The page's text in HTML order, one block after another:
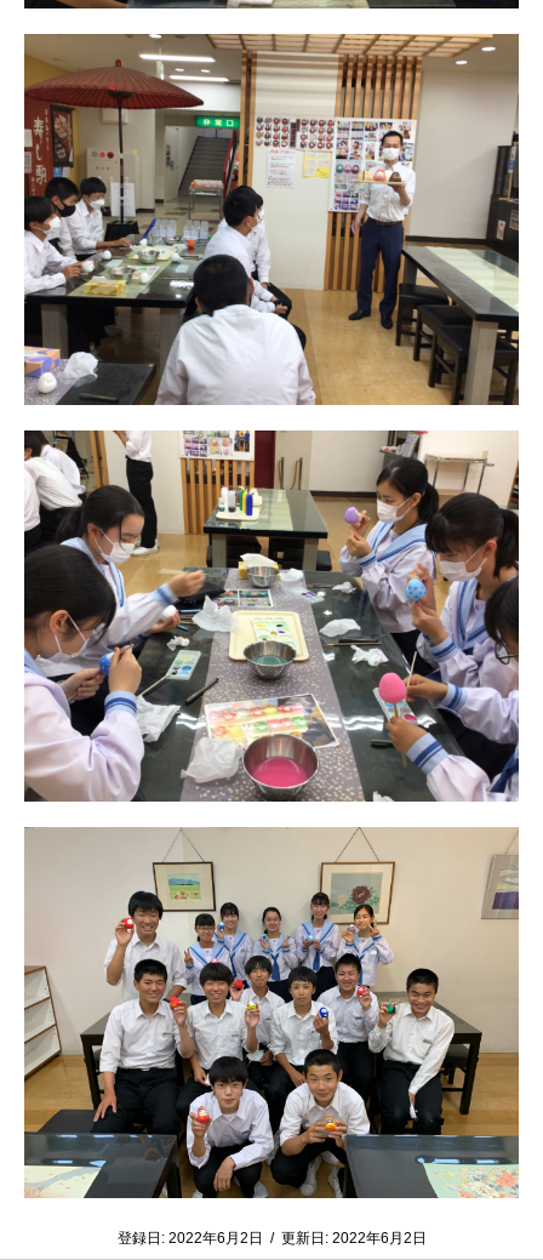
登録日: 2022年6月2日 / 更新日: 2022年6月2日